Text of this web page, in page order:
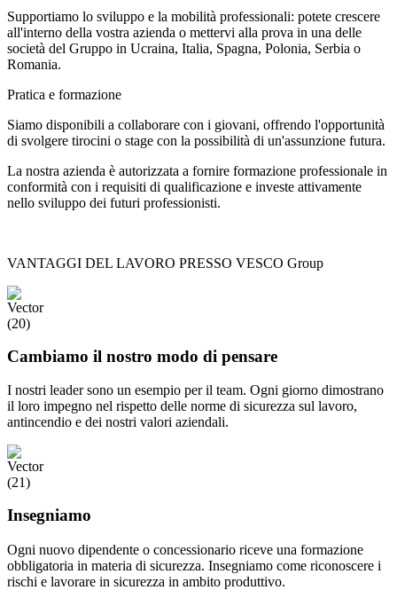
Supportiamo lo sviluppo e la mobilità professionali: potete crescere
all'interno della vostra azienda o mettervi alla prova in una delle
società del Gruppo in Ucraina, Italia, Spagna, Polonia, Serbia o
Romania.
Pratica e formazione
Siamo disponibili a collaborare con i giovani, offrendo l'opportunità
di svolgere tirocini o stage con la possibilità di un'assunzione futura.
La nostra azienda è autorizzata a fornire formazione professionale in
conformità con i requisiti di qualificazione e investe attivamente
nello sviluppo dei futuri professionisti.
VANTAGGI DEL LAVORO PRESSO VESCO Group
Cambiamo il nostro modo di pensare
I nostri leader sono un esempio per il team. Ogni giorno dimostrano
il loro impegno nel rispetto delle norme di sicurezza sul lavoro,
antincendio e dei nostri valori aziendali.
Insegniamo
Ogni nuovo dipendente o concessionario riceve una formazione
obbligatoria in materia di sicurezza. Insegniamo come riconoscere i
rischi e lavorare in sicurezza in ambito produttivo.